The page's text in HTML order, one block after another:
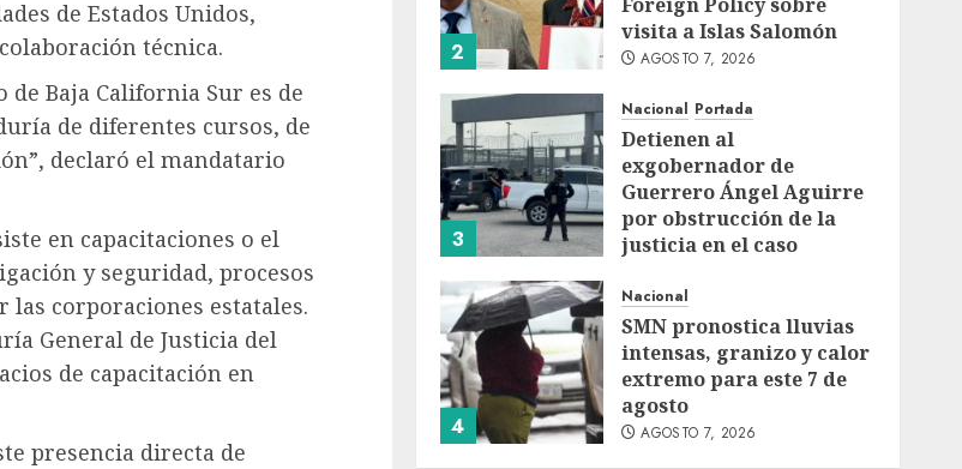
de Estados Unidos,
técnica.
Baja California Sur es de
de diferentes cursos, de
declaró el mandatario
en capacitaciones o el
y seguridad, procesos
las corporaciones estatales.
General de Justicia del
de capacitación en
presencia directa de
2
visita a Islas Salomón
AGOSTO 7, 2026
3
Nacional Portada
Detienen al
exgobernador de
Guerrero Ángel Aguirre
por obstrucción de la
justicia en el caso
AGOSTO 7, 2026
4
Nacional
SMN pronostica lluvias
intensas, granizo y calor
extremo para este 7 de
agosto
AGOSTO 7, 2026